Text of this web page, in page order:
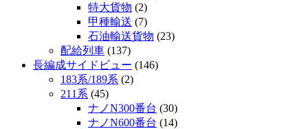
特大貨物 (2)
甲種輸送 (7)
石油輸送貨物 (23)
配給列車 (137)
長編成サイドビュー (146)
183系/189系 (2)
211系 (45)
ナノN300番台 (30)
ナノN600番台 (14)